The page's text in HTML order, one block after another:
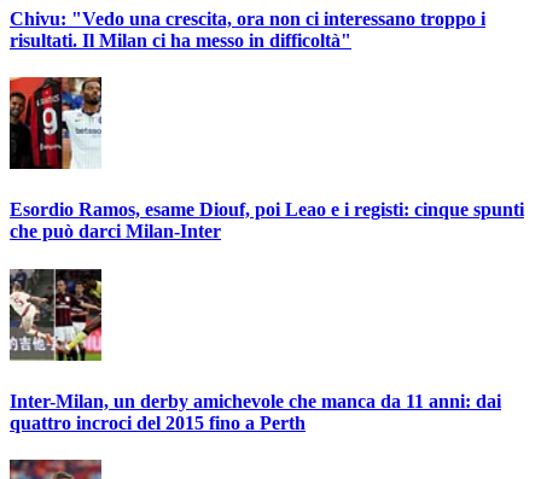
Chivu: "Vedo una crescita, ora non ci interessano troppo i
risultati. Il Milan ci ha messo in difficoltà"
Esordio Ramos, esame Diouf, poi Leao e i registi: cinque spunti
che può darci Milan-Inter
Inter-Milan, un derby amichevole che manca da 11 anni: dai
quattro incroci del 2015 fino a Perth